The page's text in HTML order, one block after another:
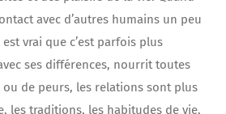
avec d’autres humains un peu
vrai que c’est parfois plus
ses différences, nourrit toutes
de peurs, les relations sont plus
les traditions, les habitudes de vie,